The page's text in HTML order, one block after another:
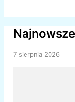
7 sierpnia 2026